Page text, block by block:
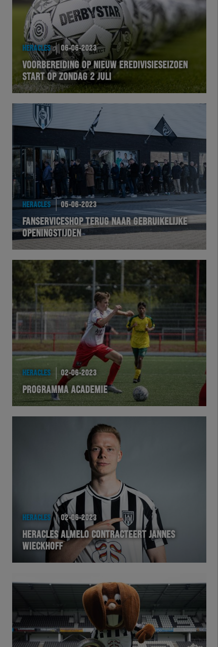
HERACLES 06-06-2023
VOORBEREIDING OP NIEUW EREDIVISIESEIZOEN
START OP ZONDAG 2 JULI
HERACLES 05-06-2023
FANSERVICESHOP TERUG NAAR GEBRUIKELIJKE
OPENINGSTIJDEN
HERACLES 02-06-2023
PROGRAMMA ACADEMIE
HERACLES 02-06-2023
HERACLES ALMELO CONTRACTEERT JANNES
WIECKHOFF